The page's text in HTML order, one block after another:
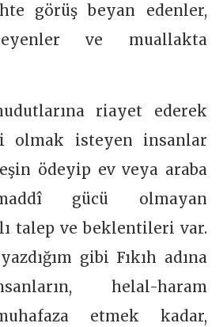
görüş beyan edenler,
ve muallakta
riayet ederek
olmak isteyen insanlar
ödeyip ev veya araba
gücü olmayan
talep ve beklentileri var.
gibi Fıkıh adına
helal-haram
etmek kadar,